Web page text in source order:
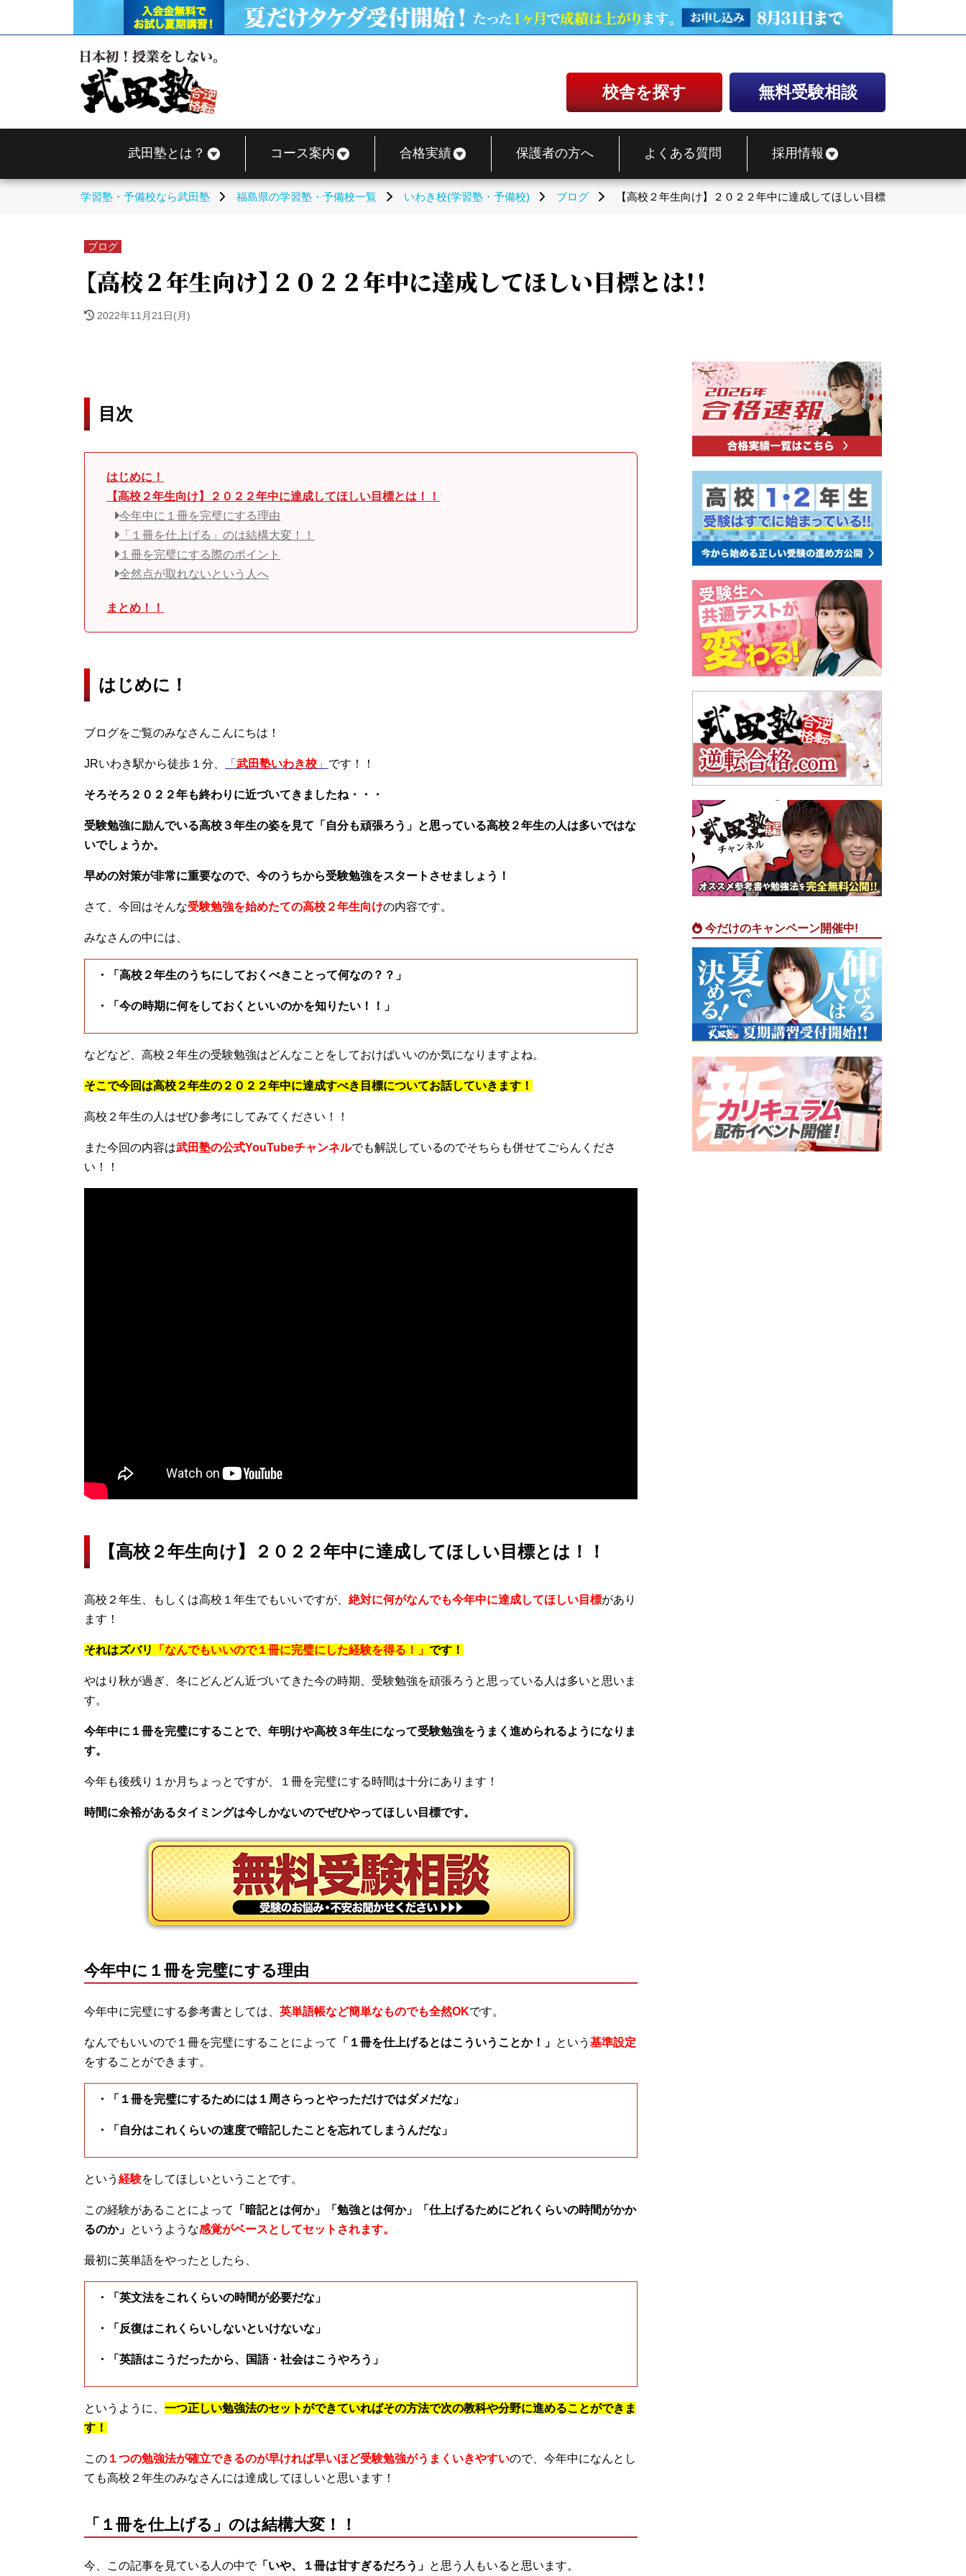
校舎を探す 無料受験相談
武田塾とは？ コース案内 合格実績 保護者の方へ よくある質問 採用情報
学習塾・予備校なら武田塾 福島県の学習塾・予備校一覧 いわき校(学習塾・予備校) ブログ 【高校２年生向け】２０２２年中に達成してほしい目標とは！！
ブログ
【高校２年生向け】２０２２年中に達成してほしい目標とは！！
2022年11月21日(月)
目次
はじめに！
【高校２年生向け】２０２２年中に達成してほしい目標とは！！
今年中に１冊を完璧にする理由
「１冊を仕上げる」のは結構大変！！
１冊を完璧にする際のポイント
全然点が取れないという人へ
まとめ！！
はじめに！
ブログをご覧のみなさんこんにちは！
JRいわき駅から徒歩１分、 「 武田塾いわき校 」 です！！
そろそろ２０２２年も終わりに近づいてきましたね・・・
受験勉強に励んでいる高校３年生の姿を見て「自分も頑張ろう」と思っている高校２年生の人は多いではな
いでしょうか。
早めの対策が非常に重要なので、今のうちから受験勉強をスタートさせましょう！
さて、今回はそんな受験勉強を始めたての高校２年生向けの内容です。
みなさんの中には、
・「高校２年生のうちにしておくべきことって何なの？？」
・「今の時期に何をしておくといいのかを知りたい！！」
などなど、高校２年生の受験勉強はどんなことをしておけばいいのか気になりますよね。
そこで今回は高校２年生の２０２２年中に達成すべき目標についてお話していきます！
高校２年生の人はぜひ参考にしてみてください！！
また今回の内容は武田塾の公式YouTubeチャンネルでも解説しているのでそちらも併せてごらんくださ
い！！
【高校２年生向け】２０２２年中に達成してほしい目標とは！！
高校２年生、もしくは高校１年生でもいいですが、 絶対に何がなんでも今年中に達成してほしい目標があり
ます！
それはズバリ 「なんでもいいので１冊に完璧にした経験を得る！」 です！
やはり秋が過ぎ、冬にどんどん近づいてきた今の時期、受験勉強を頑張ろうと思っている人は多いと思いま
す。
今年中に１冊を完璧にすることで、年明けや高校３年生になって受験勉強をうまく進められるようになりま
す。
今年も後残り１か月ちょっとですが、１冊を完璧にする時間は十分にあります！
時間に余裕があるタイミングは今しかないのでぜひやってほしい目標です。
今年中に１冊を完璧にする理由
今年中に完璧にする参考書としては、 英単語帳など簡単なものでも全然OKです。
なんでもいいので１冊を完璧にすることによって 「１冊を仕上げるとはこういうことか！」 という 基準設定
をすることができます。
・「１冊を完璧にするためには１周さらっとやっただけではダメだな」
・「自分はこれくらいの速度で暗記したことを忘れてしまうんだな」
という 経験をしてほしいということです。
この経験があることによって
「暗記とは何か」「勉強とは何か」「仕上げるためにどれくらいの時間がかか
るのか」 というような感覚がベースとしてセットされます。
最初に英単語をやったとしたら、
・「英文法をこれくらいの時間が必要だな」
・「反復はこれくらいしないといけないな」
・「英語はこうだったから、国語・社会はこうやろう」
というように、 一つ正しい勉強法のセットができていればその方法で次の教科や分野に進めることができま
す！
この １つの勉強法が確立できるのが早ければ早いほど受験勉強がうまくいきやすいので、今年中になんとし
ても高校２年生のみなさんには達成してほしいと思います！
「１冊を仕上げる」のは結構大変！！
今、この記事を見ている人の中で「いや、１冊は甘すぎるだろう」 と思う人もいると思います。
今だけのキャンペーン開催中!